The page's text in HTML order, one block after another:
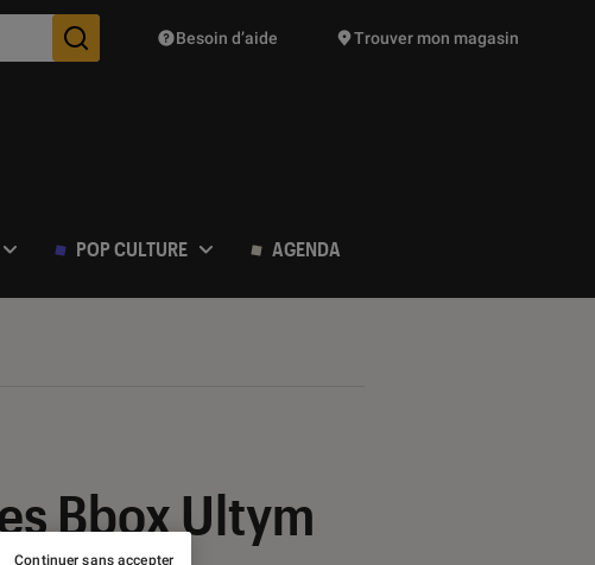
Des suggestions de produits vont vous être proposées
Besoin d’aide Trouver mon magasin
POP CULTURE AGENDA
Bbox Ultym
Continuer sans accepter